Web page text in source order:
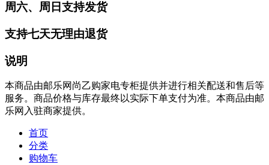
周六、周日支持发货
支持七天无理由退货
说明
本商品由邮乐网尚乙购家电专柜提供并进行相关配送和售后等
服务。商品价格与库存最终以实际下单支付为准。本商品由邮
乐网入驻商家提供。
首页
分类
购物车